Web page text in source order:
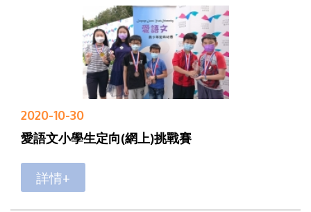
2020-10-30
愛語文小學生定向(網上)挑戰賽
詳情+